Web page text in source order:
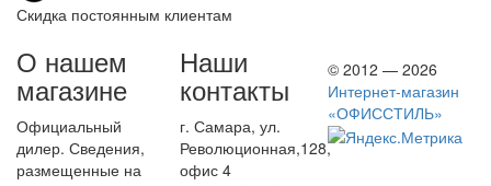
Скидка постоянным клиентам
О нашем
магазине
Официальный
дилер. Сведения,
размещенные на
Наши
контакты
г. Самара, ул.
Революционная,128,
офис 4
© 2012 — 2026
Интернет-магазин
«ОФИССТИЛЬ»